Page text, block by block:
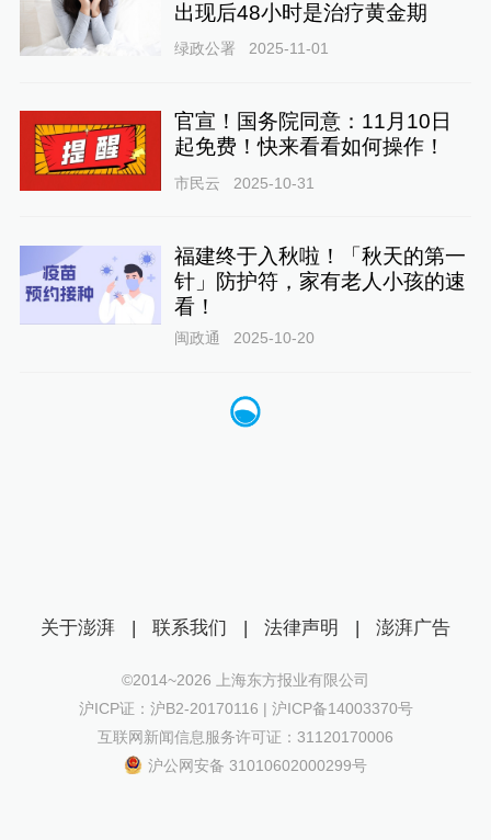
出现后48小时是治疗黄金期
绿政公署 2025-11-01
官宣！国务院同意：11月10日
起免费！快来看看如何操作！
市民云 2025-10-31
福建终于入秋啦！「秋天的第一
针」防护符，家有老人小孩的速
看！
闽政通 2025-10-20
关于澎湃 | 联系我们 | 法律声明 | 澎湃广告
©2014~2026 上海东方报业有限公司
沪ICP证：沪B2-20170116 | 沪ICP备14003370号
互联网新闻信息服务许可证：31120170006
沪公网安备 31010602000299号